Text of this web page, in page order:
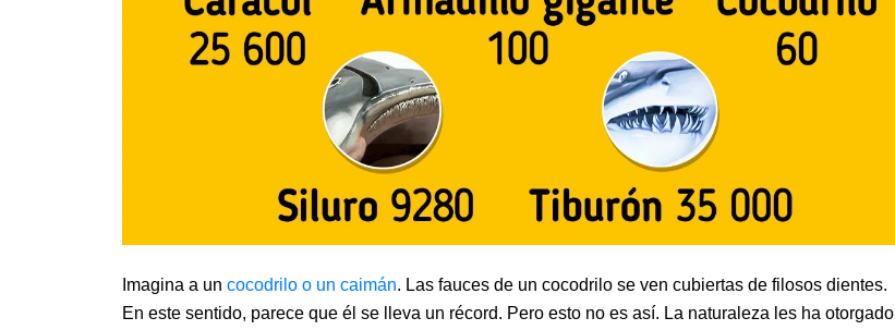
Imagina a un cocodrilo o un caimán. Las fauces de un cocodrilo se ven cubiertas de filosos dientes.
En este sentido, parece que él se lleva un récord. Pero esto no es así. La naturaleza les ha otorgado